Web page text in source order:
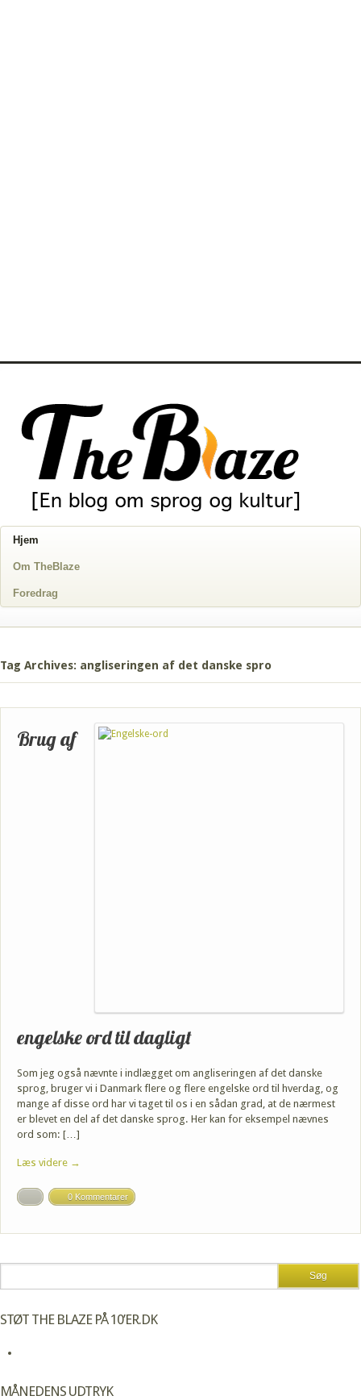
Hjem
Om TheBlaze
Foredrag
Tag Archives: angliseringen af det danske spro
Brug af
engelske ord til dagligt
Som jeg også nævnte i indlægget om angliseringen af det danske
sprog, bruger vi i Danmark flere og flere engelske ord til hverdag, og
mange af disse ord har vi taget til os i en sådan grad, at de nærmest
er blevet en del af det danske sprog. Her kan for eksempel nævnes
ord som: […]
Læs videre →
0 Kommentarer
STØT THE BLAZE PÅ 10’ER.DK
MÅNEDENS UDTRYK